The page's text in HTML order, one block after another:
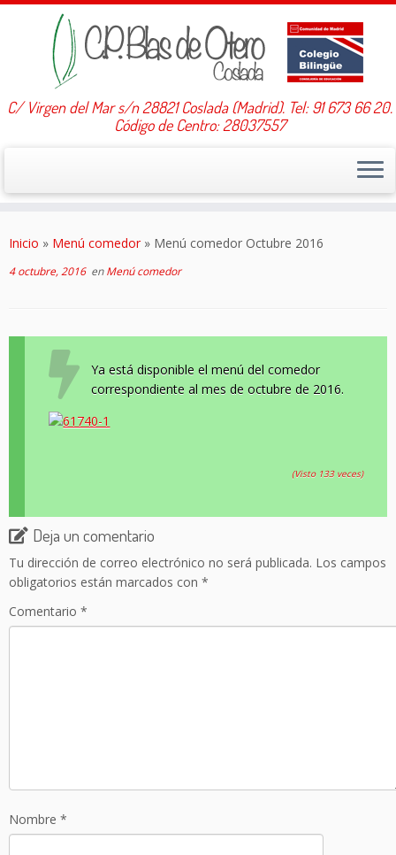
C/ Virgen del Mar s/n 28821 Coslada (Madrid). Tel: 91 673 66 20.
Código de Centro: 28037557
Inicio » Menú comedor » Menú comedor Octubre 2016
4 octubre, 2016enMenú comedor
Ya está disponible el menú del comedor
correspondiente al mes de octubre de 2016.
(Visto 133 veces)
Deja un comentario
Tu dirección de correo electrónico no será publicada. Los campos
obligatorios están marcados con *
Comentario *
Nombre *